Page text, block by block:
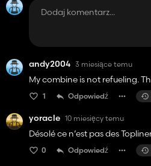
andy2004 3 miesiące temu
My combine is not refueling.
1 Odpowiedź
yoracle 10 miesięcy temu
Désolé ce n’est pas des
0 Odpowiedź